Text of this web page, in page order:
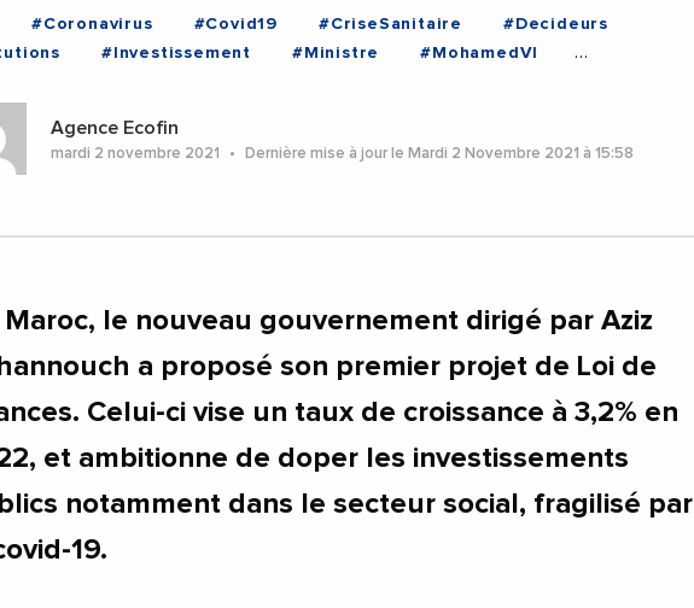
#Coronavirus #Covid19 #CriseSanitaire
#Decideurs
#Investissement #Ministre
#MohamedVI
Agence Ecofin
mardi 2 novembre 2021 Dernière mise à jour le Mardi 2 Novembre 2021 à 15:58
le nouveau gouvernement dirigé par Aziz
a proposé son premier projet de Loi de
Celui-ci vise un taux de croissance à 3,2% en
et ambitionne de doper les investissements
notamment dans le secteur social, fragilisé par
19.